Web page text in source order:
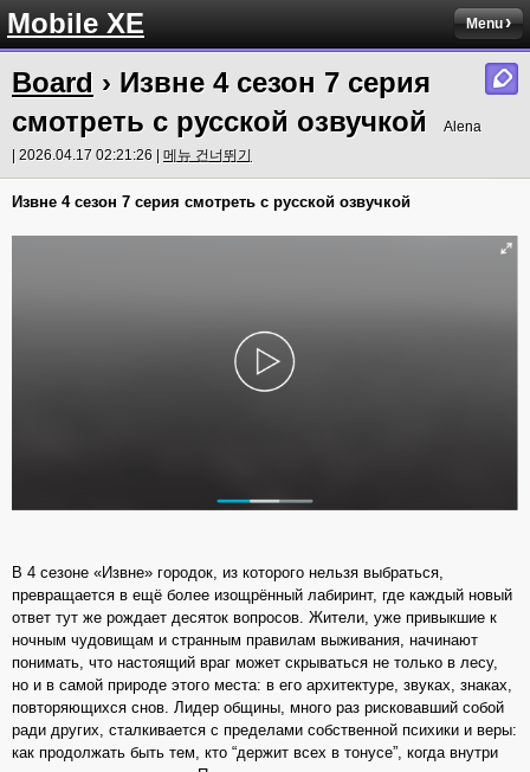
Mobile XE Menu
Board › Извне 4 сезон 7 серия
смотреть с русской озвучкой
Alena
| 2026.04.17 02:21:26 | 메뉴 건너뛰기
Извне 4 сезон 7 серия смотреть с русской озвучкой
В 4 сезоне «Извне» городок, из которого нельзя выбраться,
превращается в ещё более изощрённый лабиринт, где каждый новый
ответ тут же рождает десяток вопросов. Жители, уже привыкшие к
ночным чудовищам и странным правилам выживания, начинают
понимать, что настоящий враг может скрываться не только в лесу,
но и в самой природе этого места: в его архитектуре, звуках, знаках,
повторяющихся снов. Лидер общины, много раз рисковавший собой
ради других, сталкивается с пределами собственной психики и веры:
как продолжать быть тем, кто “держит всех в тонусе”, когда внутри